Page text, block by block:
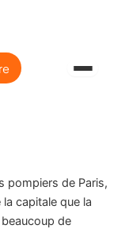
pompiers de Paris,
capitale que la
de